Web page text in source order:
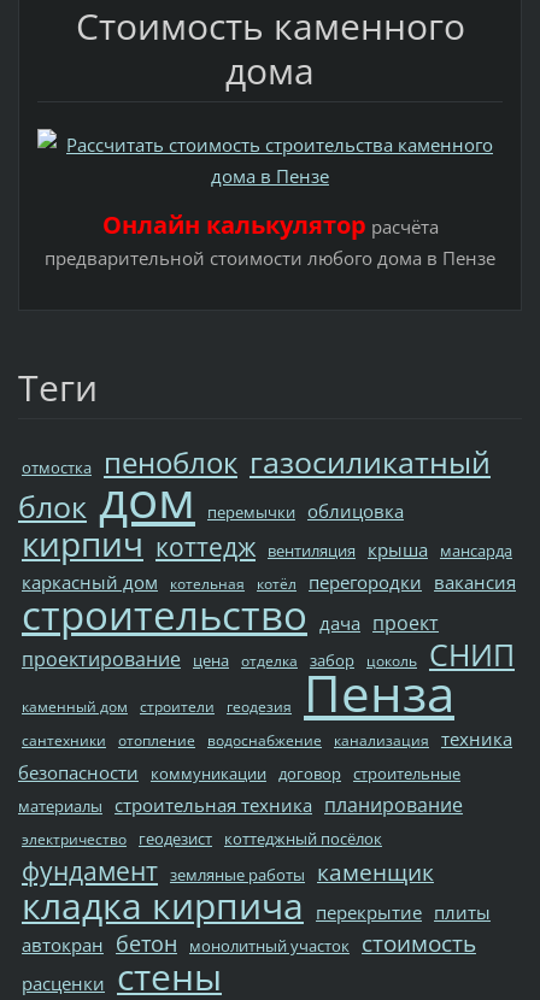
Стоимость каменного
дома
Онлайн калькулятор расчёта
предварительной стоимости любого дома в Пензе
Теги
отмостка пеноблок газосиликатный
блок дом перемычки облицовка
кирпич коттедж вентиляция крыша мансарда
каркасный дом котельная котёл перегородки вакансия
строительство дача проект
проектирование
цена отделка забор цоколь СНИП
каменный дом строители геодезия Пенза
сантехники отопление водоснабжение канализация
техника
безопасности
коммуникации договор строительные
материалы
строительная техника планирование
электричество геодезист коттеджный посёлок
фундамент земляные работы каменщик
кладка кирпича перекрытие плиты
автокран бетон монолитный участок стоимость
расценки стены